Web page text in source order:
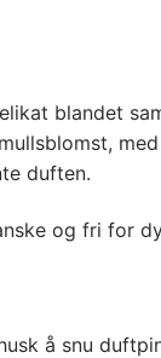
blandet
duften.
og fri for
å snu